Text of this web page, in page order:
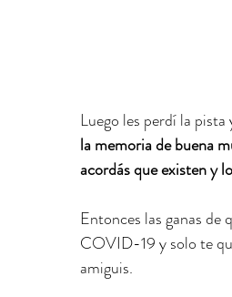
Luego les perdí la pista
la memoria de buena
acordás que existen y
Entonces las ganas de
COVID-19 y solo te
amiguis.